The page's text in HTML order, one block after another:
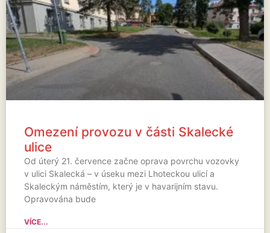
Omezení provozu v části Skalecké
ulice
Od úterý 21. července začne oprava povrchu vozovky
v ulici Skalecká – v úseku mezi Lhoteckou ulicí a
Skaleckým náměstím, který je v havarijním stavu.
Opravována bude
VÍCE...